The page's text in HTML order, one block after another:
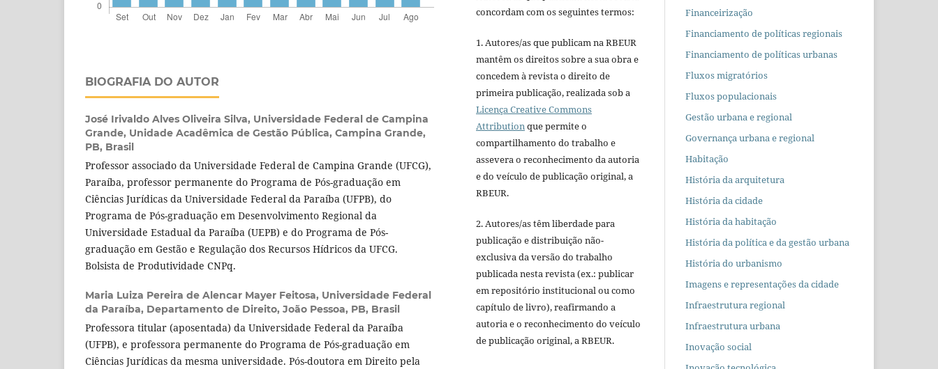
BIOGRAFIA DO AUTOR
José Irivaldo Alves Oliveira Silva, Universidade Federal de Campina
Grande, Unidade Acadêmica de Gestão Pública, Campina Grande,
PB, Brasil
Professor associado da Universidade Federal de Campina Grande (UFCG),
Paraíba, professor permanente do Programa de Pós-graduação em
Ciências Jurídicas da Universidade Federal da Paraíba (UFPB), do
Programa de Pós-graduação em Desenvolvimento Regional da
Universidade Estadual da Paraíba (UEPB) e do Programa de Pós-
graduação em Gestão e Regulação dos Recursos Hídricos da UFCG.
Bolsista de Produtividade CNPq.
Maria Luiza Pereira de Alencar Mayer Feitosa, Universidade Federal
da Paraíba, Departamento de Direito, João Pessoa, PB, Brasil
Professora titular (aposentada) da Universidade Federal da Paraíba
(UFPB), e professora permanente do Programa de Pós-graduação em
Ciências Jurídicas da mesma universidade. Pós-doutora em Direito pela
concordam com os seguintes termos:
1. Autores/as que publicam na RBEUR
mantêm os direitos sobre a sua obra e
concedem à revista o direito de
primeira publicação, realizada sob a
Licença Creative Commons
Attributionque permite o
compartilhamento do trabalho e
assevera o reconhecimento da autoria
e do veículo de publicação original, a
RBEUR.
2. Autores/as têm liberdade para
publicação e distribuição não-
exclusiva da versão do trabalho
publicada nesta revista (ex.: publicar
em repositório institucional ou como
capítulo de livro), reafirmando a
autoria e o reconhecimento do veículo
de publicação original, a RBEUR.
Financeirização
Financiamento de políticas regionais
Financiamento de políticas urbanas
Fluxos migratórios
Fluxos populacionais
Gestão urbana e regional
Governança urbana e regional
Habitação
História da arquitetura
História da cidade
História da habitação
História da política e da gestão urbana
História do urbanismo
Imagens e representações da cidade
Infraestrutura regional
Infraestrutura urbana
Inovação social